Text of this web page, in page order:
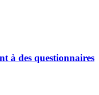
à des questionnaires